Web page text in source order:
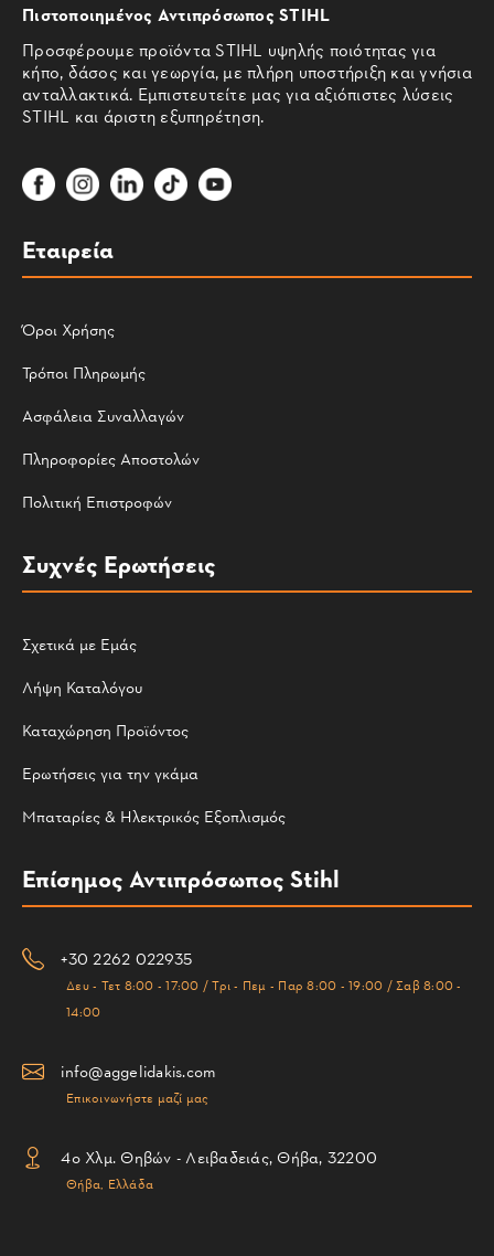
Πιστοποιημένος Αντιπρόσωπος STIHL
Προσφέρουμε προϊόντα STIHL υψηλής ποιότητας για
κήπο, δάσος και γεωργία, με πλήρη υποστήριξη και γνήσια
ανταλλακτικά. Εμπιστευτείτε μας για αξιόπιστες λύσεις
STIHL και άριστη εξυπηρέτηση.
Εταιρεία
Όροι Χρήσης
Τρόποι Πληρωμής
Ασφάλεια Συναλλαγών
Πληροφορίες Αποστολών
Πολιτική Επιστροφών
Συχνές Ερωτήσεις
Σχετικά με Εμάς
Λήψη Καταλόγου
Καταχώρηση Προϊόντος
Ερωτήσεις για την γκάμα
Μπαταρίες & Ηλεκτρικός Εξοπλισμός
Επίσημος Αντιπρόσωπος Stihl
+30 2262 022935
Δευ - Τετ 8:00 - 17:00 / Τρι - Πεμ - Παρ 8:00 - 19:00 / Σαβ 8:00 -
14:00
info@aggelidakis.com
Επικοινωνήστε μαζί μας
4ο Χλμ. Θηβών - Λειβαδειάς, Θήβα, 32200
Θήβα, Ελλάδα